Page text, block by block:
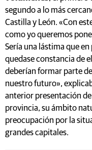
segundo a lo más
Castilla y León. «Con
como yo queremos
Sería una lástima que
quedase constancia de
deberían formar parte
nuestro futuro»,
anterior presentación
provincia, su ámbito
preocupación por la
grandes capitales.